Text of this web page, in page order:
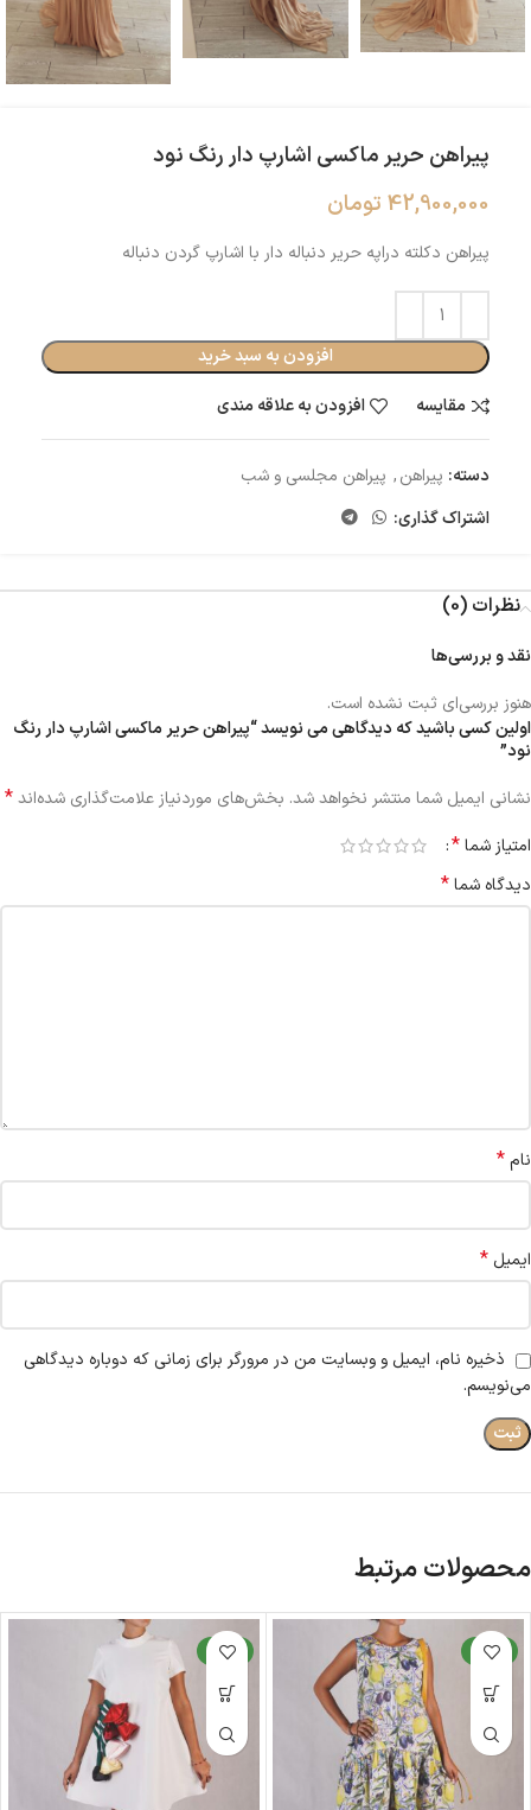
پیراهن حریر ماکسی اشارپ دار رنگ نود
42,900,000 تومان
پیراهن دکلته دراپه حریر دنباله دار با اشارپ گردن دنباله
افزودن به سبد خرید
مقایسه
افزودن به علاقه مندی
دسته: پیراهن, پیراهن مجلسی و شب
اشتراک گذاری:
نظرات (0)
نقد و بررسی‌ها
هنوز بررسی‌ای ثبت نشده است.
اولین کسی باشید که دیدگاهی می نویسد “پیراهن حریر ماکسی اشارپ دار رنگ
نود”
نشانی ایمیل شما منتشر نخواهد شد. بخش‌های موردنیاز علامت‌گذاری شده‌اند*
امتیاز شما*
دیدگاه شما*
نام*
ایمیل *
ذخیره نام، ایمیل و وبسایت من در مرورگر برای زمانی که دوباره دیدگاهی
می‌نویسم.
محصولات مرتبط
جدید جدید